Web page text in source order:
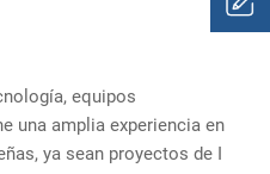
equipos
una amplia experiencia en
ya sean proyectos de I